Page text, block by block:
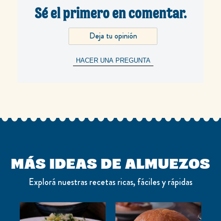
Sé el primero en comentar.
Deja tu opinión
HACER UNA PREGUNTA
MÁS IDEAS DE ALMUEZOS
Explorá nuestras recetas ricas, fáciles y rápidas